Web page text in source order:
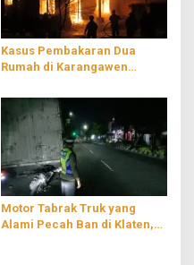
Kasus Pembakaran Dua
Rumah di Karangawen
Pribadi
Motor Tabrak Truk yang
Alami Pecah Ban di Klaten,